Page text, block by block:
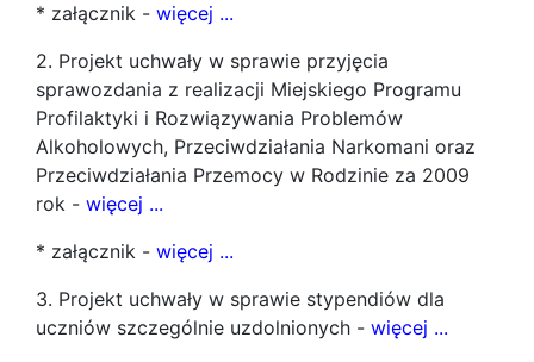
* załącznik - więcej ...
2. Projekt uchwały w sprawie przyjęcia
sprawozdania z realizacji Miejskiego Programu
Profilaktyki i Rozwiązywania Problemów
Alkoholowych, Przeciwdziałania Narkomani oraz
Przeciwdziałania Przemocy w Rodzinie za 2009
rok - więcej ...
* załącznik - więcej ...
3. Projekt uchwały w sprawie stypendiów dla
uczniów szczególnie uzdolnionych - więcej ...